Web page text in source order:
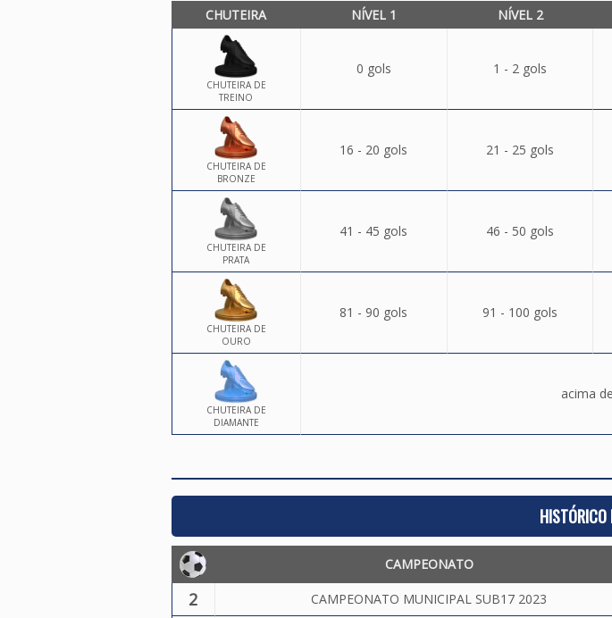
CHUTEIRA NÍVEL 1 NÍVEL 2
CHUTEIRA DE
TREINO
0 gols 1 - 2 gols
CHUTEIRA DE
BRONZE
16 - 20 gols 21 - 25 gols
CHUTEIRA DE
PRATA
41 - 45 gols 46 - 50 gols
CHUTEIRA DE
OURO
81 - 90 gols 91 - 100 gols
CHUTEIRA DE
DIAMANTE
acima
HISTÓRICO
CAMPEONATO
2 CAMPEONATO MUNICIPAL SUB17 2023